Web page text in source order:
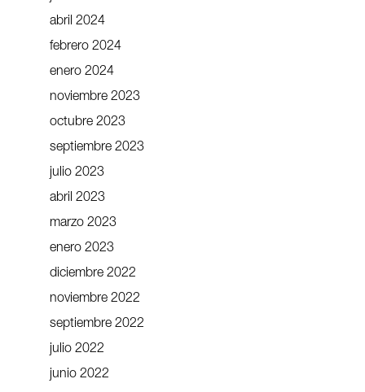
abril 2024
febrero 2024
enero 2024
noviembre 2023
octubre 2023
septiembre 2023
julio 2023
abril 2023
marzo 2023
enero 2023
diciembre 2022
noviembre 2022
septiembre 2022
julio 2022
junio 2022